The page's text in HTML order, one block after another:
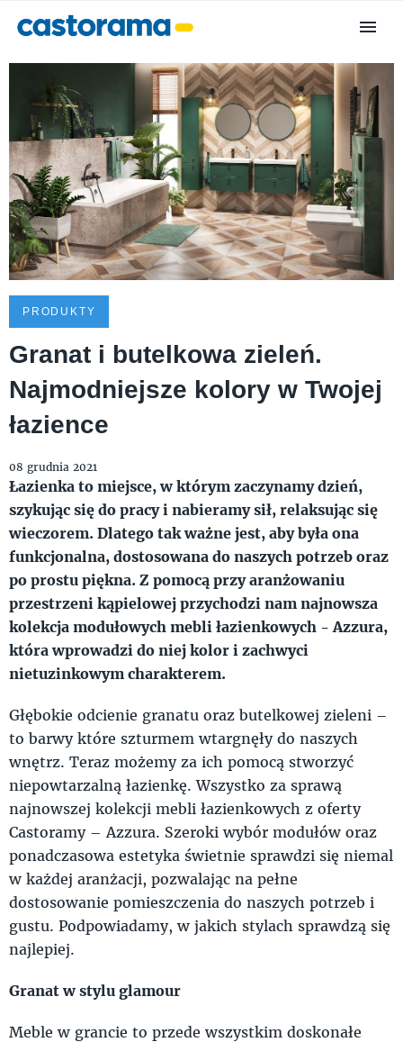
PRODUKTY
Granat i butelkowa zieleń.
Najmodniejsze kolory w Twojej
łazience
08 grudnia 2021
Łazienka to miejsce, w którym zaczynamy dzień,
szykując się do pracy i nabieramy sił, relaksując się
wieczorem. Dlatego tak ważne jest, aby była ona
funkcjonalna, dostosowana do naszych potrzeb oraz
po prostu piękna. Z pomocą przy aranżowaniu
przestrzeni kąpielowej przychodzi nam najnowsza
kolekcja modułowych mebli łazienkowych - Azzura,
która wprowadzi do niej kolor i zachwyci
nietuzinkowym charakterem.
Głębokie odcienie granatu oraz butelkowej zieleni –
to barwy które szturmem wtargnęły do naszych
wnętrz. Teraz możemy za ich pomocą stworzyć
niepowtarzalną łazienkę. Wszystko za sprawą
najnowszej kolekcji mebli łazienkowych z oferty
Castoramy – Azzura. Szeroki wybór modułów oraz
ponadczasowa estetyka świetnie sprawdzi się niemal
w każdej aranżacji, pozwalając na pełne
dostosowanie pomieszczenia do naszych potrzeb i
gustu. Podpowiadamy, w jakich stylach sprawdzą się
najlepiej.
Granat w stylu glamour
Meble w grancie to przede wszystkim doskonałe